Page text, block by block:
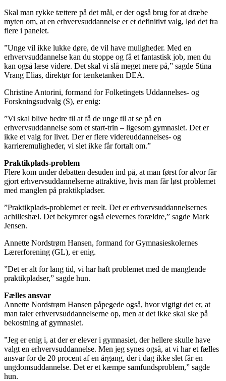
Skal man rykke tættere på det mål, er der også brug for at dræbe
myten om, at en erhvervsuddannelse er et definitivt valg, lød det fra
flere i panelet.
”Unge vil ikke lukke døre, de vil have muligheder. Med en
erhvervsuddannelse kan du stoppe og få et fantastisk job, men du
kan også læse videre. Det skal vi slå meget mere på,” sagde Stina
Vrang Elias, direktør for tænketanken DEA.
Christine Antorini, formand for Folketingets Uddannelses- og
Forskningsudvalg (S), er enig:
”Vi skal blive bedre til at få de unge til at se på en
erhvervsuddannelse som et start-trin – ligesom gymnasiet. Det er
ikke et valg for livet. Der er flere videreuddannelses- og
karrieremuligheder, vi slet ikke får fortalt om.”
Praktikplads-problem
Flere kom under debatten desuden ind på, at man først for alvor får
gjort erhvervsuddannelserne attraktive, hvis man får løst problemet
med manglen på praktikpladser.
”Praktikplads-problemet er reelt. Det er erhvervsuddannelsernes
achilleshæl. Det bekymrer også elevernes forældre,” sagde Mark
Jensen.
Annette Nordstrøm Hansen, formand for Gymnasieskolernes
Lærerforening (GL), er enig.
”Det er alt for lang tid, vi har haft problemet med de manglende
praktikpladser,” sagde hun.
Fælles ansvar
Annette Nordstrøm Hansen påpegede også, hvor vigtigt det er, at
man taler erhvervsuddannelserne op, men at det ikke skal ske på
bekostning af gymnasiet.
”Jeg er enig i, at der er elever i gymnasiet, der hellere skulle have
valgt en erhvervsuddannelse. Men jeg synes også, at vi har et fælles
ansvar for de 20 procent af en årgang, der i dag ikke slet får en
ungdomsuddannelse. Det er et kæmpe samfundsproblem,” sagde
hun.